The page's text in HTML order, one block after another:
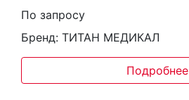
По запросу
Бренд: ТИТАН МЕДИКАЛ
Подробнее